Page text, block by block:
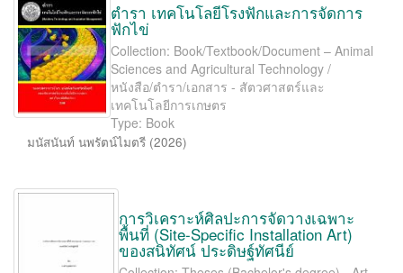
ตำรา เทคโนโลยีโรงฟักและการจัดการ
ฟักไข่
Collection: Book/Textbook/Document – Animal
Sciences and Agricultural Technology /
หนังสือ/ตำรา/เอกสาร - สัตวศาสตร์และ
เทคโนโลยีการเกษตร
Type: Book
มนัสนันท์ นพรัตน์ไมตรี (2026)
การวิเคราะห์ศิลปะการจัดวางเฉพาะ
พื้นที่ (Site-Speciﬁc Installation Art)
ของสนิทัศน์ ประดิษฐ์ทัศนีย์